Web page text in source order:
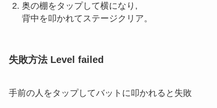
奥の棚をタップして横になり,
背中を叩かれてステージクリア。
失敗方法 Level failed
手前の人をタップしてバットに叩かれると失敗